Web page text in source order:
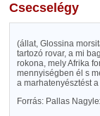
Csecselégy
(állat, Glossina
tartozó rovar, a mi
rokona, mely Afrika
mennyiségben él s
a marhatenyésztést
Forrás: Pallas